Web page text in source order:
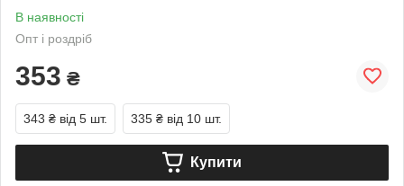
В наявності
Опт і роздріб
353 ₴
343 ₴ від 5 шт. 335 ₴ від 10 шт.
Купити